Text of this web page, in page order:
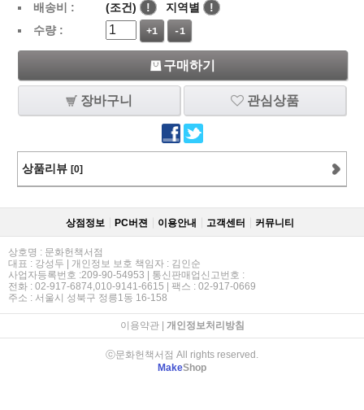
배송비 :
(조건) ! 지역별
!
수량 :
+1 -1
구매하기
장바구니 관심상품
상품리뷰 [0]
상점정보 PC버젼 이용안내 고객센터 커뮤니티
상호명 : 문화헌책서점
대표 : 강성두 | 개인정보 보호 책임자 : 김인순
사업자등록번호 :209-90-54953 | 통신판매업신고번호 :
전화 : 02-917-6874,010-9141-6615 | 팩스 : 02-917-0669
주소 : 서울시 성북구 정릉1동 16-158
이용약관| 개인정보처리방침
ⓒ문화헌책서점 All rights reserved.
MakeShop